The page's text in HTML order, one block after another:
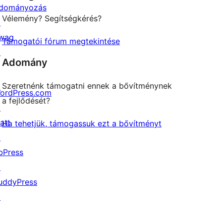
Vélemény? Segítségkérés?
Támogatói fórum megtekintése
Adomány
Szeretnénk támogatni ennek a bővítménynek
a fejlődését?
Ha tehetjük, támogassuk ezt a bővítményt